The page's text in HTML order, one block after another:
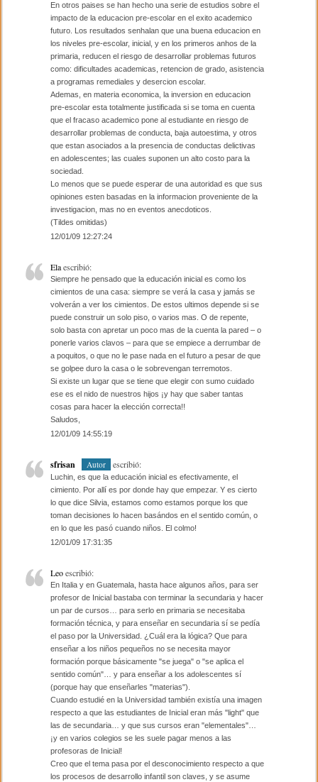
En otros paises se han hecho una serie de estudios sobre el
impacto de la educacion pre-escolar en el exito academico
futuro. Los resultados senhalan que una buena educacion en
los niveles pre-escolar, inicial, y en los primeros anhos de la
primaria, reducen el riesgo de desarrollar problemas futuros
como: dificultades academicas, retencion de grado, asistencia
a programas remediales y desercion escolar.
Ademas, en materia economica, la inversion en educacion
pre-escolar esta totalmente justificada si se toma en cuenta
que el fracaso academico pone al estudiante en riesgo de
desarrollar problemas de conducta, baja autoestima, y otros
que estan asociados a la presencia de conductas delictivas
en adolescentes; las cuales suponen un alto costo para la
sociedad.
Lo menos que se puede esperar de una autoridad es que sus
opiniones esten basadas en la informacion proveniente de la
investigacion, mas no en eventos anecdoticos.
(Tildes omitidas)
12/01/09 12:27:24
Elaescribió:
Siempre he pensado que la educación inicial es como los
cimientos de una casa: siempre se verá la casa y jamás se
volverán a ver los cimientos. De estos ultimos depende si se
puede construir un solo piso, o varios mas. O de repente,
solo basta con apretar un poco mas de la cuenta la pared – o
ponerle varios clavos – para que se empiece a derrumbar de
a poquitos, o que no le pase nada en el futuro a pesar de que
se golpee duro la casa o le sobrevengan terremotos.
Si existe un lugar que se tiene que elegir con sumo cuidado
ese es el nido de nuestros hijos ¡y hay que saber tantas
cosas para hacer la elección correcta!!
Saludos,
12/01/09 14:55:19
sfrisan Autor escribió:
Luchin, es que la educación inicial es efectivamente, el
cimiento. Por allí es por donde hay que empezar. Y es cierto
lo que dice Silvia, estamos como estamos porque los que
toman decisiones lo hacen basándos en el sentido común, o
en lo que les pasó cuando niños. El colmo!
12/01/09 17:31:35
Leoescribió:
En Italia y en Guatemala, hasta hace algunos años, para ser
profesor de Inicial bastaba con terminar la secundaria y hacer
un par de cursos… para serlo en primaria se necesitaba
formación técnica, y para enseñar en secundaria sí se pedía
el paso por la Universidad. ¿Cuál era la lógica? Que para
enseñar a los niños pequeños no se necesita mayor
formación porque básicamente "se juega" o "se aplica el
sentido común"… y para enseñar a los adolescentes sí
(porque hay que enseñarles "materias").
Cuando estudié en la Universidad también existía una imagen
respecto a que las estudiantes de Inicial eran más "light" que
las de secundaria… y que sus cursos eran "elementales"…
¡y en varios colegios se les suele pagar menos a las
profesoras de Inicial!
Creo que el tema pasa por el desconocimiento respecto a que
los procesos de desarrollo infantil son claves, y se asume